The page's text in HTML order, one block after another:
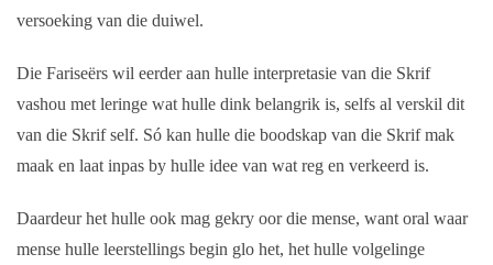
versoeking van die duiwel.
Die Fariseërs wil eerder aan hulle interpretasie van die Skrif
vashou met leringe wat hulle dink belangrik is, selfs al verskil dit
van die Skrif self. Só kan hulle die boodskap van die Skrif mak
maak en laat inpas by hulle idee van wat reg en verkeerd is.
Daardeur het hulle ook mag gekry oor die mense, want oral waar
mense hulle leerstellings begin glo het, het hulle volgelinge